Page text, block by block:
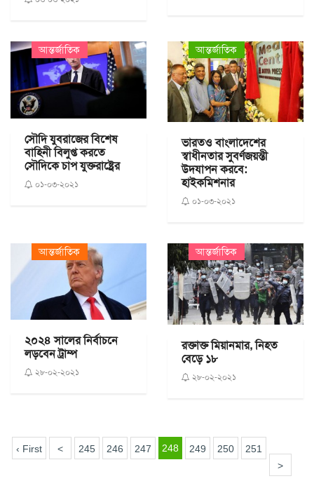
আন্তর্জাতিক
সৌদি যুবরাজের বিশেষ
বাহিনী বিলুপ্ত করতে
সৌদিকে চাপ যুক্তরাষ্ট্রের
০১-০৩-২০২১
আন্তর্জাতিক
ভারতও বাংলাদেশের
স্বাধীনতার সুবর্ণজয়ন্তী
উদযাপন করবে:
হাইকমিশনার
০১-০৩-২০২১
আন্তর্জাতিক
২০২৪ সালের নির্বাচনে
লড়বেন ট্রাম্প
২৮-০২-২০২১
আন্তর্জাতিক
রক্তাক্ত মিয়ানমার, নিহত
বেড়ে ১৮
২৮-০২-২০২১
‹ First < 245 246 247 248 249 250
251
>